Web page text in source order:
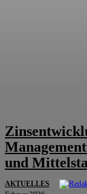
und
AKTUELLES